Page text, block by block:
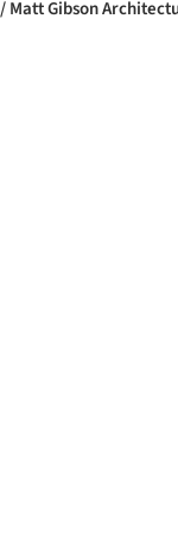
Matt Gibson